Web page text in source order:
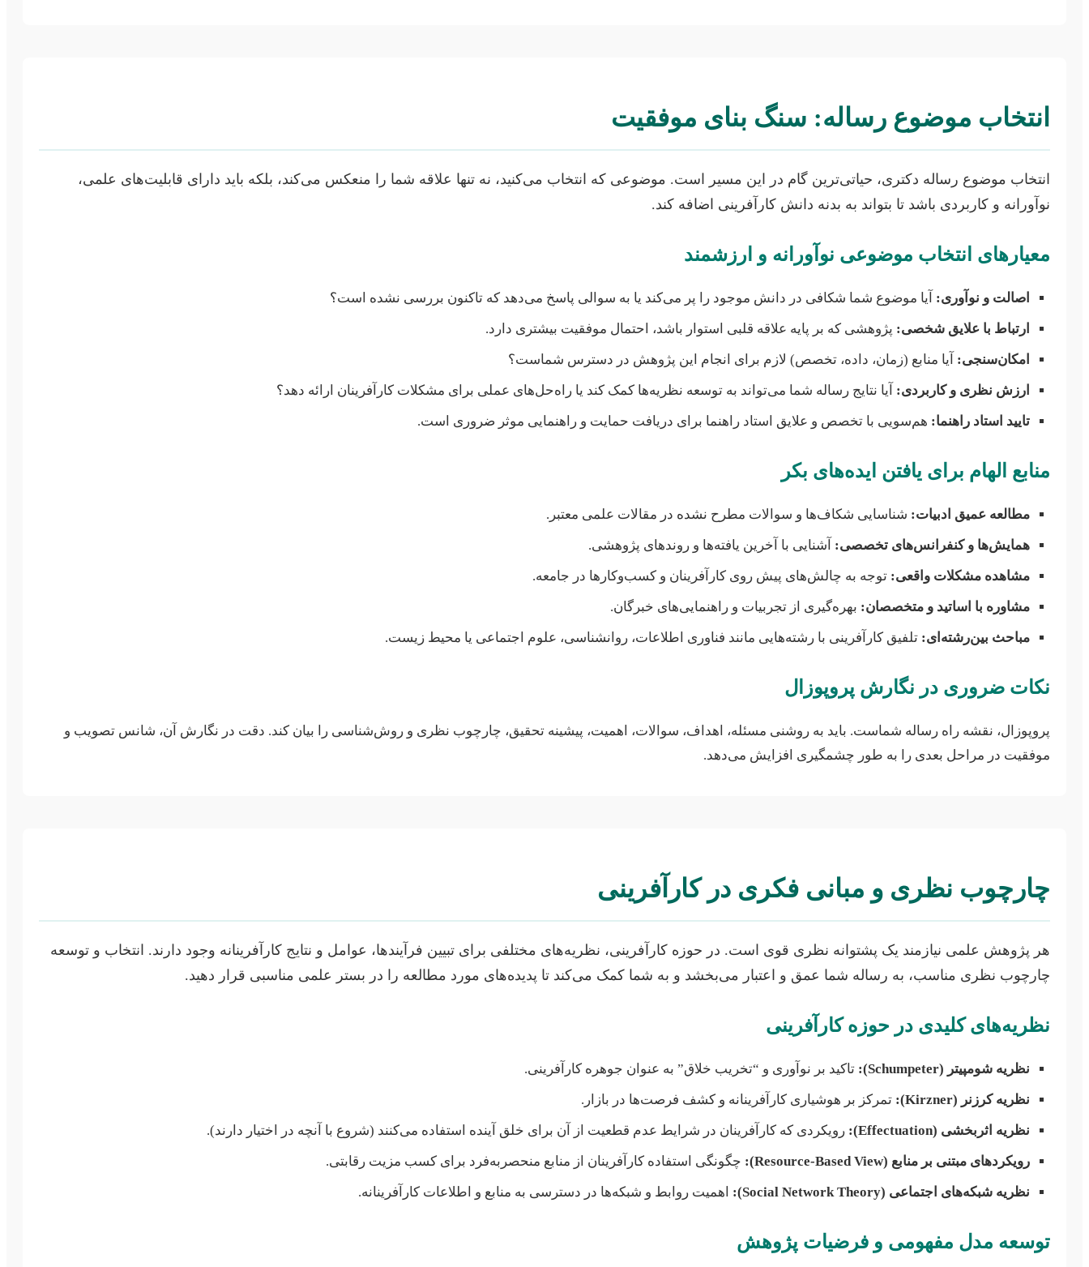
انتخاب موضوع رساله: سنگ بنای موفقیت
انتخاب موضوع رساله دکتری، حیاتی‌ترین گام در این مسیر است. موضوعی که انتخاب می‌کنید، نه تنها علاقه شما را منعکس می‌کند، بلکه باید دارای قابلیت‌های علمی،
نوآورانه و کاربردی باشد تا بتواند به بدنه دانش کارآفرینی اضافه کند.
معیارهای انتخاب موضوعی نوآورانه و ارزشمند
اصالت و نوآوری: آیا موضوع شما شکافی در دانش موجود را پر می‌کند یا به سوالی پاسخ می‌دهد که تاکنون بررسی نشده است؟
ارتباط با علایق شخصی: پژوهشی که بر پایه علاقه قلبی استوار باشد، احتمال موفقیت بیشتری دارد.
امکان‌سنجی: آیا منابع (زمان، داده، تخصص) لازم برای انجام این پژوهش در دسترس شماست؟
ارزش نظری و کاربردی: آیا نتایج رساله شما می‌تواند به توسعه نظریه‌ها کمک کند یا راه‌حل‌های عملی برای مشکلات کارآفرینان ارائه دهد؟
تایید استاد راهنما: هم‌سویی با تخصص و علایق استاد راهنما برای دریافت حمایت و راهنمایی موثر ضروری است.
منابع الهام برای یافتن ایده‌های بکر
مطالعه عمیق ادبیات: شناسایی شکاف‌ها و سوالات مطرح نشده در مقالات علمی معتبر.
همایش‌ها و کنفرانس‌های تخصصی: آشنایی با آخرین یافته‌ها و روندهای پژوهشی.
مشاهده مشکلات واقعی: توجه به چالش‌های پیش روی کارآفرینان و کسب‌وکارها در جامعه.
مشاوره با اساتید و متخصصان: بهره‌گیری از تجربیات و راهنمایی‌های خبرگان.
مباحث بین‌رشته‌ای: تلفیق کارآفرینی با رشته‌هایی مانند فناوری اطلاعات، روانشناسی، علوم اجتماعی یا محیط زیست.
نکات ضروری در نگارش پروپوزال
پروپوزال، نقشه راه رساله شماست. باید به روشنی مسئله، اهداف، سوالات، اهمیت، پیشینه تحقیق، چارچوب نظری و روش‌شناسی را بیان کند. دقت در نگارش آن، شانس تصویب و
موفقیت در مراحل بعدی را به طور چشمگیری افزایش می‌دهد.
چارچوب نظری و مبانی فکری در کارآفرینی
هر پژوهش علمی نیازمند یک پشتوانه نظری قوی است. در حوزه کارآفرینی، نظریه‌های مختلفی برای تبیین فرآیندها، عوامل و نتایج کارآفرینانه وجود دارند. انتخاب و توسعه
چارچوب نظری مناسب، به رساله شما عمق و اعتبار می‌بخشد و به شما کمک می‌کند تا پدیده‌های مورد مطالعه را در بستر علمی مناسبی قرار دهید.
نظریه‌های کلیدی در حوزه کارآفرینی
نظریه شومپیتر (Schumpeter):
تاکید بر نوآوری و “تخریب خلاق” به عنوان جوهره کارآفرینی.
نظریه کرزنر (Kirzner):
تمرکز بر هوشیاری کارآفرینانه و کشف فرصت‌ها در بازار.
نظریه اثربخشی (Effectuation):
رویکردی که کارآفرینان در شرایط عدم قطعیت از آن برای خلق آینده استفاده می‌کنند (شروع با آنچه در اختیار دارند).
رویکردهای مبتنی بر منابع (Resource-Based View):
چگونگی استفاده کارآفرینان از منابع منحصربه‌فرد برای کسب مزیت رقابتی.
نظریه شبکه‌های اجتماعی (Social Network Theory):
اهمیت روابط و شبکه‌ها در دسترسی به منابع و اطلاعات کارآفرینانه.
توسعه مدل مفهومی و فرضیات پژوهش